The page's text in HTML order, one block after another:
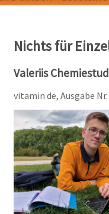
Nichts für
Valeriis
vitamin de, Ausgabe